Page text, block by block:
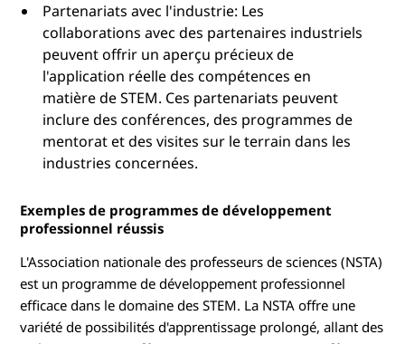
Partenariats avec l'industrie: Les
collaborations avec des partenaires industriels
peuvent offrir un aperçu précieux de
l'application réelle des compétences en
matière de STEM. Ces partenariats peuvent
inclure des conférences, des programmes de
mentorat et des visites sur le terrain dans les
industries concernées.
Exemples de programmes de développement
professionnel réussis
L'Association nationale des professeurs de sciences (NSTA)
est un programme de développement professionnel
efficace dans le domaine des STEM. La NSTA offre une
variété de possibilités d'apprentissage prolongé, allant des